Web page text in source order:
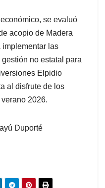
se evaluó
acopio de Madera
implementar las
no estatal para
Elpidio
al disfrute de los
2026.
Duporté